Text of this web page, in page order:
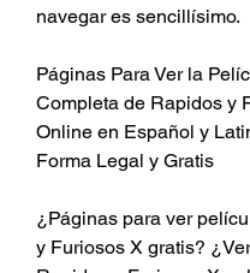
navegar es sencillísimo.
Páginas Para Ver la
Completa de Rapidos y
Online en Español y
Forma Legal y Gratis
¿Páginas para ver
y Furiosos X gratis?